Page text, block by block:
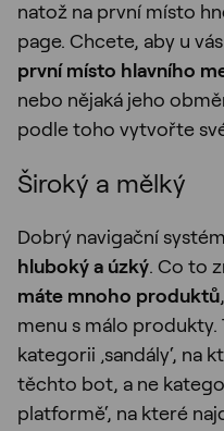
natož na první místo
page. Chcete, aby u
první místo hlavního
nebo nějaká jeho
podle toho vytvořte
Široký a mělký
Dobrý navigační
hluboký a úzký. Co to
máte mnoho produktů
menu s málo produkty.
kategorii ‚sandály‘, na
těchto bot, a ne
platformě‘, na které